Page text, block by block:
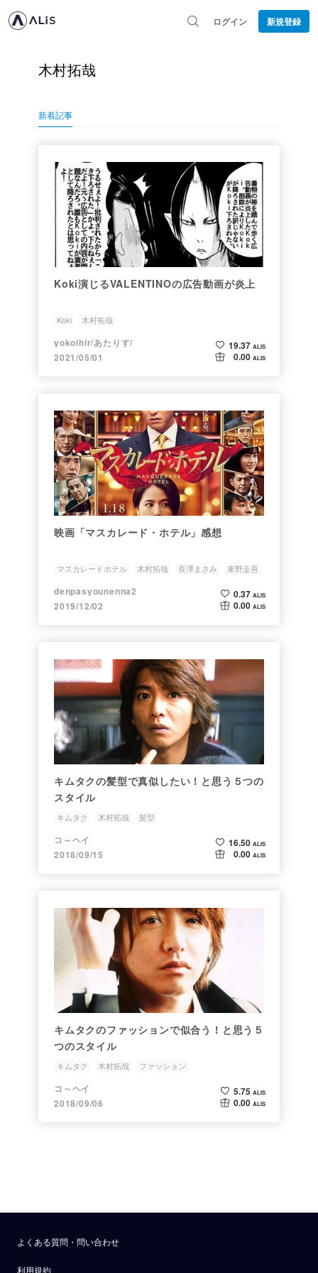
ログイン 新規登録
木村拓哉
新着記事
Koki演じるVALENTINOの広告動画が炎上
Koki 木村拓哉
yokoihir/あたりす/
2021/05/01
19.37 ALIS
0.00 ALIS
映画「マスカレード・ホテル」感想
マスカレードホテル 木村拓哉 長澤まさみ
東野圭吾
小説
denpasyounenna2
2019/12/02
0.37 ALIS
0.00 ALIS
キムタクの髪型で真似したい！と思う５つの
スタイル
キムタク 木村拓哉 髪型
コ～ヘイ
2018/09/15
16.50 ALIS
0.00 ALIS
キムタクのファッションで似合う！と思う５
つのスタイル
キムタク 木村拓哉 ファッション
コ～ヘイ
2018/09/06
5.75 ALIS
0.00 ALIS
よくある質問・問い合わせ
利用規約